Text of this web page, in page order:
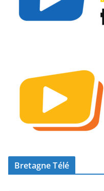
Bretagne Télé